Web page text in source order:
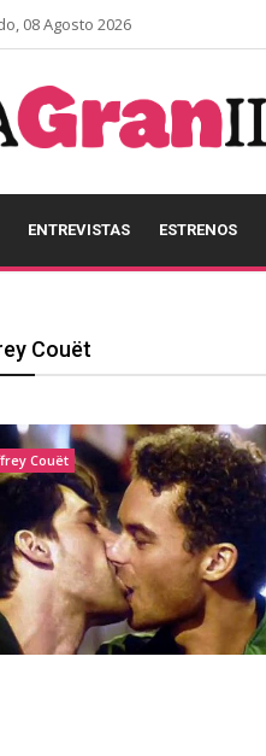
08 Agosto 2026
ENTREVISTAS ESTRENOS
Couët
Couët